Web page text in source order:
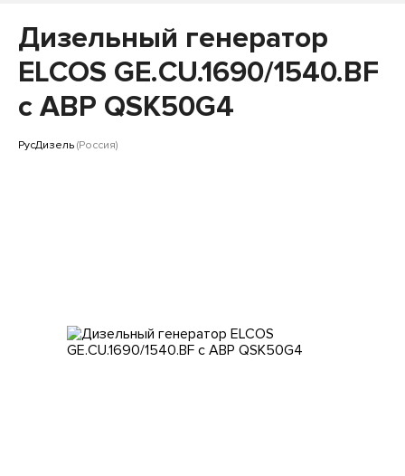
Продукция
Дизельный генератор
ELCOS GE.CU.1690/1540.BF
с АВР QSK50G4
РусДизель (Россия)